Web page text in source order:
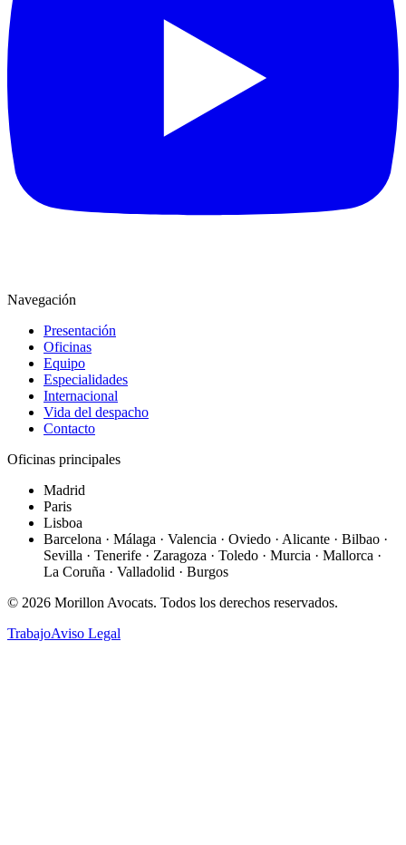
Navegación
Presentación
Oficinas
Equipo
Especialidades
Internacional
Vida del despacho
Contacto
Oficinas principales
Madrid
Paris
Lisboa
Barcelona · Málaga · Valencia · Oviedo · Alicante · Bilbao ·
Sevilla · Tenerife · Zaragoza · Toledo · Murcia · Mallorca ·
La Coruña · Valladolid · Burgos
© 2026 Morillon Avocats. Todos los derechos reservados.
TrabajoAviso Legal